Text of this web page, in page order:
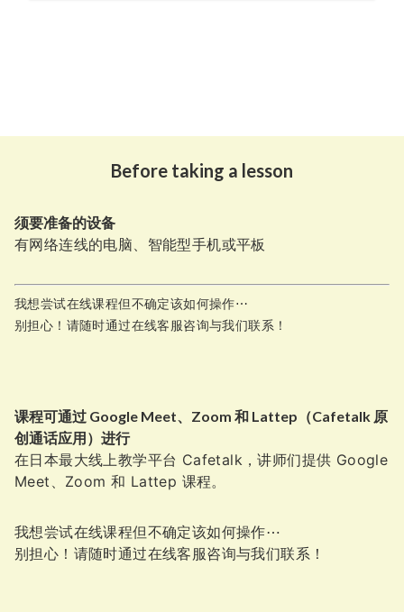
Before taking a lesson
须要准备的设备
有网络连线的电脑、智能型手机或平板
我想尝试在线课程但不确定该如何操作⋯
别担心！请随时通过在线客服咨询与我们联系！
课程可通过 Google Meet、Zoom 和 Lattep（Cafetalk 原
创通话应用）进行
在日本最大线上教学平台 Cafetalk，讲师们提供 Google
Meet
Zoom 和 Lattep 课程。
我想尝试在线课程但不确定该如何操作⋯
别担心！请随时通过在线客服咨询与我们联系！